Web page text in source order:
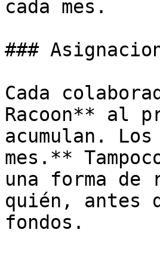
cada mes.
###
Cada
Racoon** al
acumulan.
mes.**
una forma de
quién, antes
fondos.